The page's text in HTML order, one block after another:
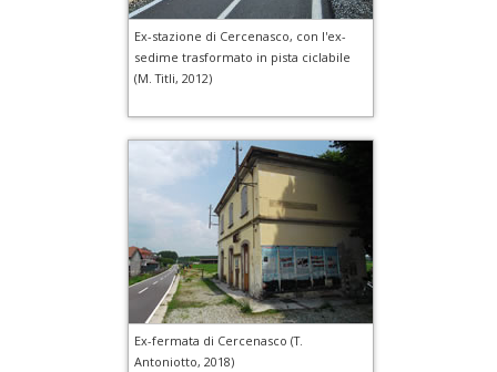
Ex-stazione di Cercenasco, con l'ex-
sedime trasformato in pista ciclabile
(M. Titli, 2012)
Ex-fermata di Cercenasco (T.
Antoniotto, 2018)